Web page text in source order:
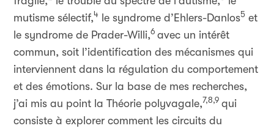
mutisme sélectif,4 le syndrome d’Ehlers-Danlos5 et
le syndrome de Prader-Willi,6 avec un intérêt
commun, soit l’identification des mécanismes qui
interviennent dans la régulation du comportement
et des émotions. Sur la base de mes recherches,
j’ai mis au point la Théorie polyvagale,7,8,9 qui
consiste à explorer comment les circuits du